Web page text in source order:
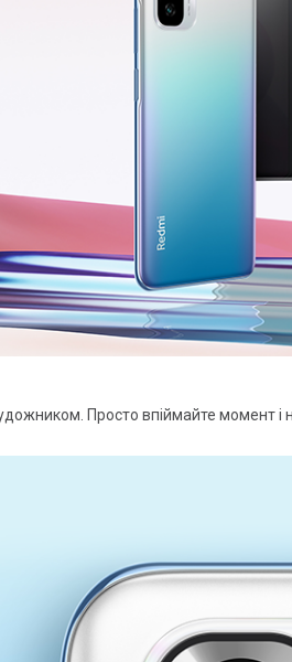
Просто впіймайте момент і